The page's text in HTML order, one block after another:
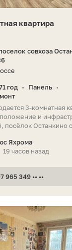
квартира
совхоза
год • Панель •
3-комнатная
и
посёлок Останкино
Яхрома
19 часов назад
965 349 •• ••